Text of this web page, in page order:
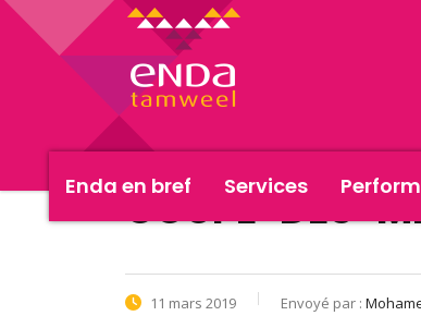
Enda en bref Services
COUPE-DES-
11 mars 2019 Envoyé par :